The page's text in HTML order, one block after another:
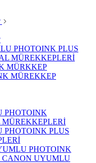
PHOTOINK PLUS
MÜREKKEPLERİ
MÜRKKEP
MÜREKKEP
PHOTOINK
PLUS
PHOTOINK
CANON UYUMLU